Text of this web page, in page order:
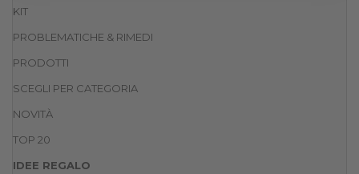
KIT
PROBLEMATICHE & RIMEDI
PRODOTTI
SCEGLI PER CATEGORIA
NOVITÀ
TOP 20
IDEE REGALO